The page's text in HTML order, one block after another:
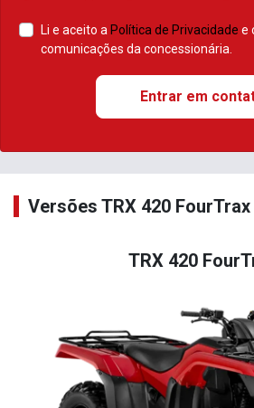
Li e aceito a Política de Privacidade e
comunicações da concessionária.
Entrar em
Versões TRX 420 FourTrax
TRX 420